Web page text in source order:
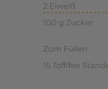
2 Eiweiß
100 g Zucker
Zum Füllen:
15 Toffifee